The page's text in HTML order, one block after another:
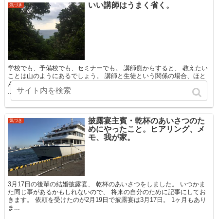
気づき いい講師はうまく省く。
学校でも、予備校でも、セミナーでも。 講師側からすると、 教えたい
ことは山のようにあるでしょう。 講師と生徒という関係の場合、ほと
んどのケースで 講師＞生徒 という知識量の関係があります。 理想は、
...
気づき
披露宴主賓・乾杯のあいさつのた
めにやったこと。ヒアリング、メ
モ、我が家。
3月17日の後輩の結婚披露宴、 乾杯のあいさつをしました。 いつかま
た同じ事があるかもしれないので、 将来の自分のために記事にしてお
きます。 依頼を受けたのが2月19日で披露宴は3月17日。 1ヶ月もあり
ま...